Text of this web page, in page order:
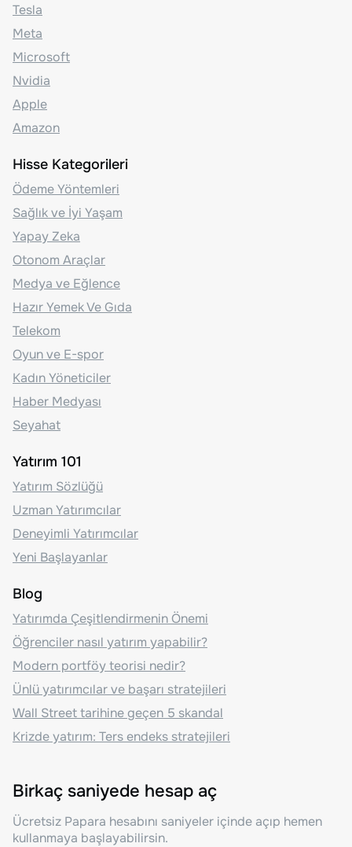
Tesla
Meta
Microsoft
Nvidia
Apple
Amazon
Hisse Kategorileri
Ödeme Yöntemleri
Sağlık ve İyi Yaşam
Yapay Zeka
Otonom Araçlar
Medya ve Eğlence
Hazır Yemek Ve Gıda
Telekom
Oyun ve E-spor
Kadın Yöneticiler
Haber Medyası
Seyahat
Yatırım 101
Yatırım Sözlüğü
Uzman Yatırımcılar
Deneyimli Yatırımcılar
Yeni Başlayanlar
Blog
Yatırımda Çeşitlendirmenin Önemi
Öğrenciler nasıl yatırım yapabilir?
Modern portföy teorisi nedir?
Ünlü yatırımcılar ve başarı stratejileri
Wall Street tarihine geçen 5 skandal
Krizde yatırım: Ters endeks stratejileri
Birkaç saniyede hesap aç
Ücretsiz Papara hesabını saniyeler içinde açıp hemen
kullanmaya başlayabilirsin.